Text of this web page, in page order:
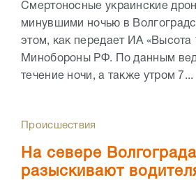
Смертоносные украинские
минувшими ночью в
этом, как передает ИА «Высота
Минобороны РФ. По данным
течение ночи, а также утром 7...
Происшествия
На севере Волгограда
разыскивают